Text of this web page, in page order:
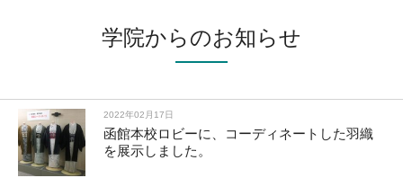
学院からのお知らせ
2022年02月17日
函館本校ロビーに、コーディネートした羽織
を展示しました。